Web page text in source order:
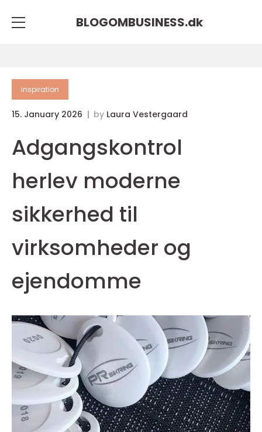
BLOGOMBUSINESS.dk
inspiration
15. January 2026 by Laura Vestergaard
Adgangskontrol
herlev moderne
sikkerhed til
virksomheder og
ejendomme